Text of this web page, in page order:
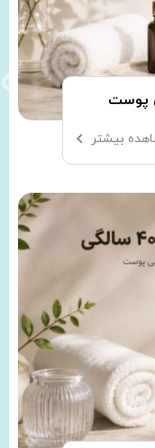
پوست
بیشتر